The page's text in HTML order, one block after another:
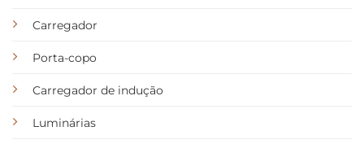
Carregador
Porta-copo
Carregador de indução
Luminárias